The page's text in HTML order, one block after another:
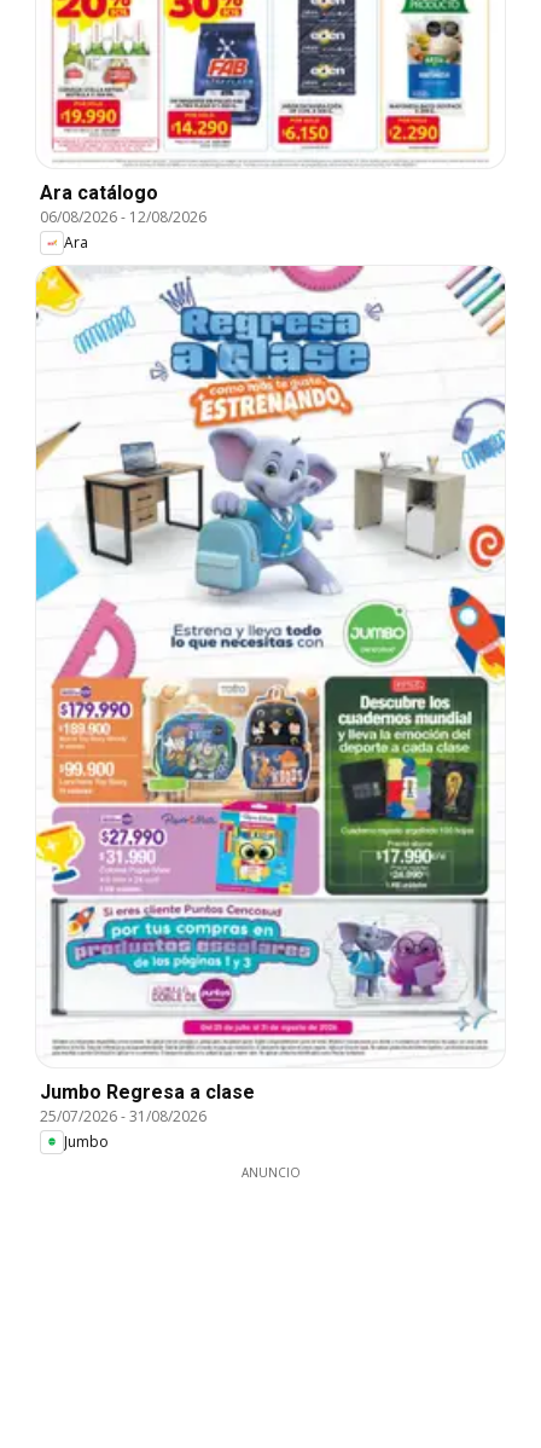
Ara catálogo
06/08/2026- 12/08/2026
Ara
Jumbo Regresa a clase
25/07/2026-31/08/2026
Jumbo
ANUNCIO